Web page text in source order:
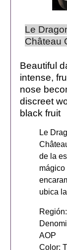
Le
Château
Beautiful
intense,
nose
discreet
black fruit
Le
de la
mágico
ubica
AOP
Color: